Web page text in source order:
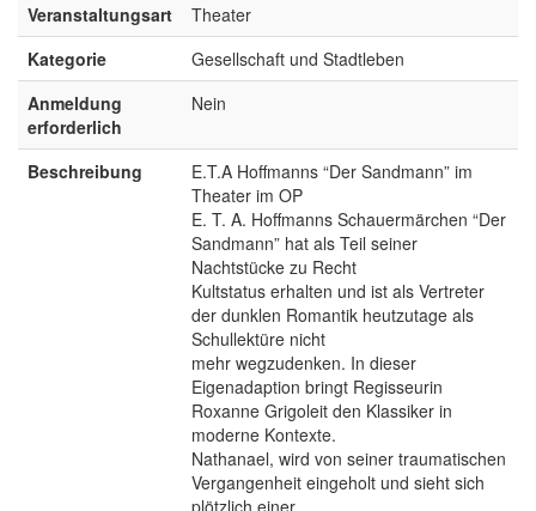
Veranstaltungsart
Theater
Kategorie
Gesellschaft und Stadtleben
Anmeldung
erforderlich
Nein
Beschreibung
E.T.A Hoffmanns “Der Sandmann” im
Theater im OP
E. T. A. Hoffmanns Schauermärchen “Der
Sandmann” hat als Teil seiner
Nachtstücke zu Recht
Kultstatus erhalten und ist als Vertreter
der dunklen Romantik heutzutage als
Schullektüre nicht
mehr wegzudenken. In dieser
Eigenadaption bringt Regisseurin
Roxanne Grigoleit den Klassiker in
moderne Kontexte.
Nathanael, wird von seiner traumatischen
Vergangenheit eingeholt und sieht sich
plötzlich einer